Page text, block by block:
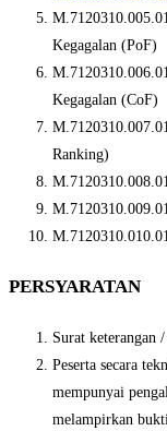
Kegagalan (PoF)
Kegagalan (CoF)
Ranking)
PERSYARATAN
Surat keterangan
Peserta secara
mempunyai
melampirkan bukti.